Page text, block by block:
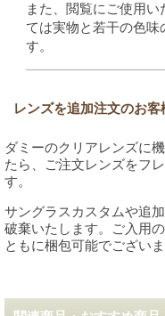
また、閲覧にご使用
ては実物と若干の色味
す。
レンズを追加注文のお客
ダミーのクリアレンズに
たら、ご注文レンズをフ
す。
サングラスカスタムや追
破棄いたします。ご入用
ともに梱包可能でございま